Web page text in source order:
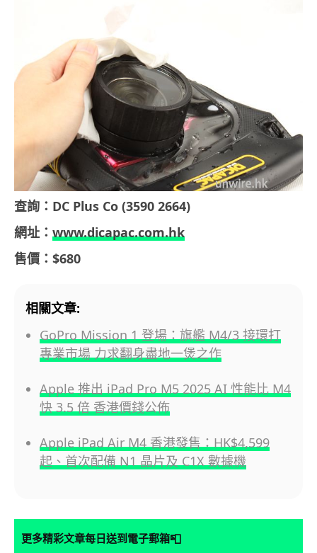
查詢：DC Plus Co (3590 2664)
網址： www.dicapac.com.hk
售價：$680
相關文章:
GoPro Mission 1 登場：旗艦 M4/3 接環打
專業市場 力求翻身盡地一煲之作
Apple 推出 iPad Pro M5 2025 AI 性能比 M4
快 3.5 倍 香港價錢公佈
Apple iPad Air M4 香港發售：HK$4,599
起、首次配備 N1 晶片及 C1X 數據機
更多精彩文章每日送到電子郵箱📮